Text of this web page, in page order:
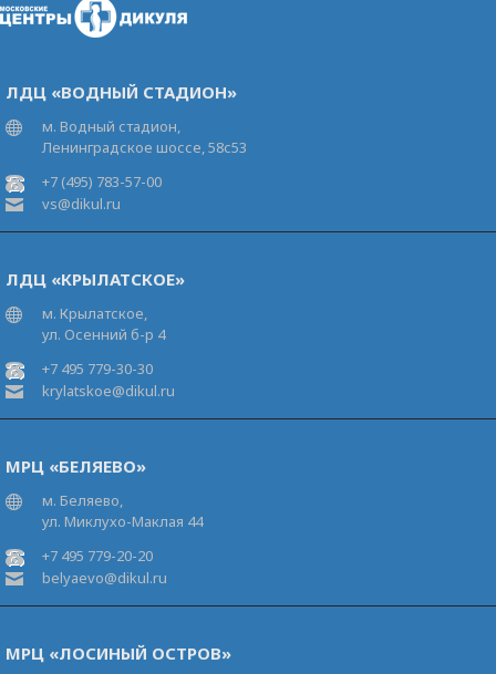
ЛДЦ «ВОДНЫЙ СТАДИОН»
м. Водный стадион,
Ленинградское шоссе, 58с53
+7 (495) 783-57-00
vs@dikul.ru
ЛДЦ «КРЫЛАТСКОЕ»
м. Крылатское,
ул. Осенний б-р 4
+7 495 779-30-30
krylatskoe@dikul.ru
МРЦ «БЕЛЯЕВО»
м. Беляево,
ул. Миклухо-Маклая 44
+7 495 779-20-20
belyaevo@dikul.ru
МРЦ «ЛОСИНЫЙ ОСТРОВ»